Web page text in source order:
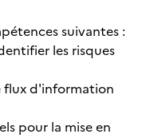
suivantes :
les risques
flux d'information
pour la mise en